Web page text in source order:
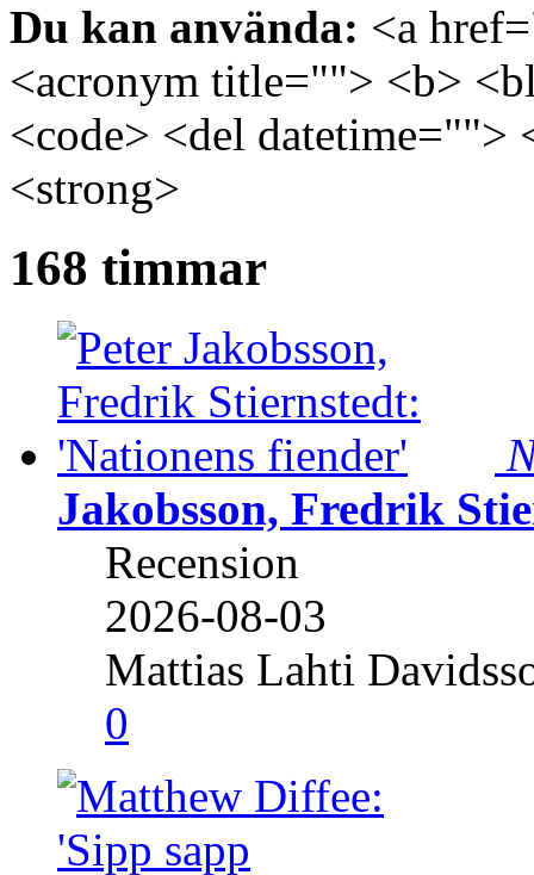
Du kan använda: <a
<acronym title=""> <b>
<code> <del
<strong>
168 timmar
Jakobsson, Fredrik
Recension
2026-08-03
Mattias Lahti
0